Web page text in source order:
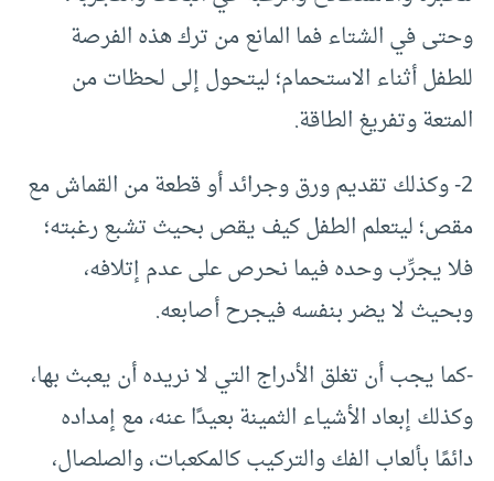
وحتى في الشتاء فما المانع من ترك هذه الفرصة
للطفل أثناء الاستحمام؛ ليتحول إلى لحظات من
المتعة وتفريغ الطاقة.
2- وكذلك تقديم ورق وجرائد أو قطعة من القماش مع
مقص؛ ليتعلم الطفل كيف يقص بحيث تشبع رغبته؛
فلا يجرِّب وحده فيما نحرص على عدم إتلافه،
وبحيث لا يضر بنفسه فيجرح أصابعه.
-كما يجب أن تغلق الأدراج التي لا نريده أن يعبث بها،
وكذلك إبعاد الأشياء الثمينة بعيدًا عنه، مع إمداده
دائمًا بألعاب الفك والتركيب كالمكعبات، والصلصال،